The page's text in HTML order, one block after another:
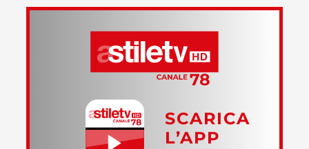
SCARICA
L’APP